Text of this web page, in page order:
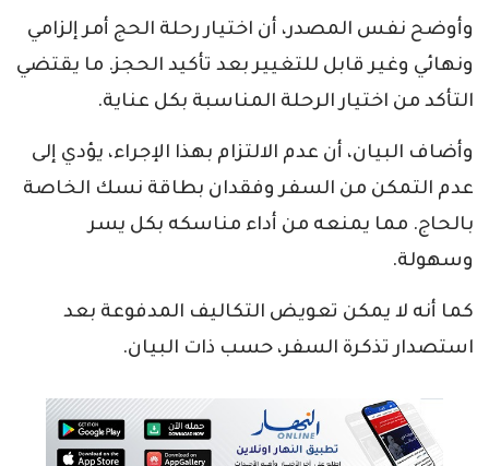
وأوضح نفس المصدر، أن اختيار رحلة الحج أمر إلزامي
ونهائي وغير قابل للتغيير بعد تأكيد الحجز. ما يقتضي
التأكد من اختيار الرحلة المناسبة بكل عناية.
وأضاف البيان، أن عدم الالتزام بهذا الإجراء، يؤدي إلى
عدم التمكن من السفر وفقدان بطاقة نسك الخاصة
بالحاج. مما يمنعه من أداء مناسكه بكل يسر
وسهولة.
كما أنه لا يمكن تعويض التكاليف المدفوعة بعد
استصدار تذكرة السفر، حسب ذات البيان.